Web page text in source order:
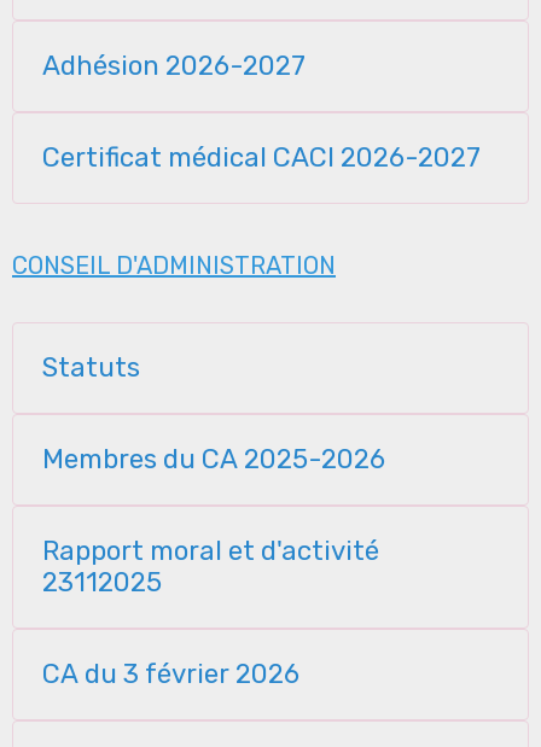
Adhésion 2026-2027
Certificat médical CACI 2026-2027
CONSEIL D'ADMINISTRATION
Statuts
Membres du CA 2025-2026
Rapport moral et d'activité
23112025
CA du 3 février 2026